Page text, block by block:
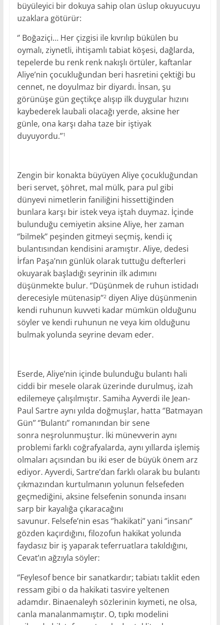
büyüleyici bir dokuya sahip olan üslup okuyucuyu
uzaklara götürür:
‘’ Boğaziçi… Her çizgisi ile kıvrılıp bükülen bu
oymalı, ziynetli, ihtişamlı tabiat köşesi, dağlarda,
tepelerde bu renk renk nakışlı örtüler, kaftanlar
Aliye’nin çocukluğundan beri hasretini çektiği bu
cennet, ne doyulmaz bir diyardı. İnsan, şu
görünüşe gün geçtikçe alışıp ilk duygular hızını
kaybederek laubali olacağı yerde, aksine her
günle, ona karşı daha taze bir iştiyak
duyuyordu.’’1
Zengin bir konakta büyüyen Aliye çocukluğundan
beri servet, şöhret, mal mülk, para pul gibi
dünyevi nimetlerin faniliğini hissettiğinden
bunlara karşı bir istek veya iştah duymaz. İçinde
bulunduğu cemiyetin aksine Aliye, her zaman
‘’bilmek’’ peşinden gitmeyi seçmiş, kendi iç
bulantısından kendisini aramıştır. Aliye, dedesi
İrfan Paşa’nın günlük olarak tuttuğu defterleri
okuyarak başladığı seyrinin ilk adımını
düşünmekte bulur. ‘’Düşünmek de ruhun istidadı
derecesiyle mütenasip’’2diyen Aliye düşünmenin
kendi ruhunun kuvveti kadar mümkün olduğunu
söyler ve kendi ruhunun ne veya kim olduğunu
bulmak yolunda seyrine devam eder.
Eserde, Aliye’nin içinde bulunduğu bulantı hali
ciddi bir mesele olarak üzerinde durulmuş, izah
edilemeye çalışılmıştır. Samiha Ayverdi ile Jean-
Paul Sartre aynı yılda doğmuşlar, hatta ‘’Batmayan
Gün’’ ‘’Bulantı’’ romanından bir sene
sonra neşrolunmuştur. İki münevverin aynı
problemi farklı coğrafyalarda, aynı yıllarda işlemiş
olmaları açısından bu iki eser de büyük önem arz
ediyor. Ayverdi, Sartre’dan farklı olarak bu bulantı
çıkmazından kurtulmanın yolunun felsefeden
geçmediğini, aksine felsefenin sonunda insanı
sarp bir kayalığa çıkaracağını
savunur. Felsefe’nin esas ‘’hakikati’’ yani ‘’insanı’’
gözden kaçırdığını, filozofun hakikat yolunda
faydasız bir iş yaparak teferruatlara takıldığını,
Cevat’ın ağzıyla söyler:
‘’Feylesof bence bir sanatkardır; tabiatı taklit eden
ressam gibi o da hakikati tasvire yeltenen
adamdır. Binaenaleyh sözlerinin kıymeti, ne olsa,
canla manalanmamıştır. O, tıpkı modelini